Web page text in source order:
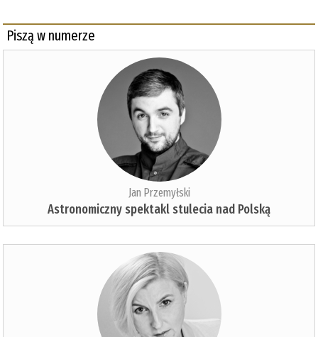
Piszą w numerze
Jan Przemyłski
Astronomiczny spektakl stulecia nad Polską